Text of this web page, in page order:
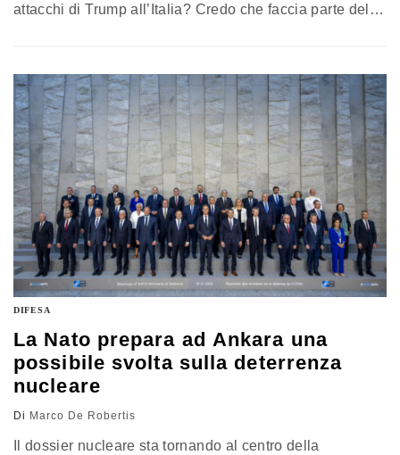
attacchi di Trump all’Italia? Credo che faccia parte della
Institute of Security Studies e segretario generale
aggiunto della Nato per le emerging security challenges
DIFESA
La Nato prepara ad Ankara una
possibile svolta sulla deterrenza
nucleare
Di Marco De Robertis
Il dossier nucleare sta tornando al centro della